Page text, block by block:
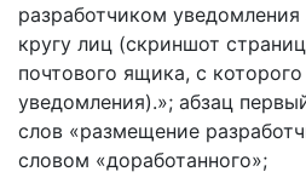
разработчиком
кругу лиц (скриншот
почтового ящика, с
уведомления).»; абзац
слов «размещение
словом «доработанного»;